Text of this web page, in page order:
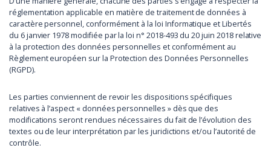
réglementation applicable en matière de traitement de données à
caractère personnel, conformément à la loi Informatique et Libertés
du 6 janvier 1978 modifiée par la loi n° 2018-493 du 20 juin 2018 relative
à la protection des données personnelles et conformément au
Règlement européen sur la Protection des Données Personnelles
(RGPD).
Les parties conviennent de revoir les dispositions spécifiques
relatives à l’aspect « données personnelles » dès que des
modifications seront rendues nécessaires du fait de l’évolution des
textes ou de leur interprétation par les juridictions et/ou l’autorité de
contrôle.